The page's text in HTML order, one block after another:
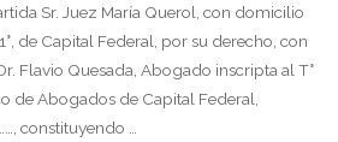
Sr. Juez María Querol, con domicilio
de Capital Federal, por su derecho, con
Flavio Quesada, Abogado inscripta al T°
de Abogados de Capital Federal,
constituyendo …